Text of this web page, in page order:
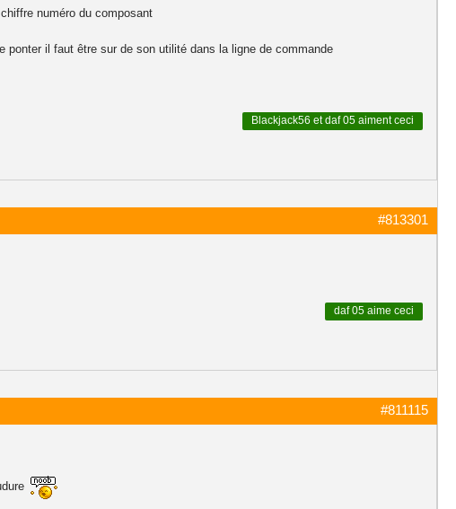
numéro du composant
il faut être sur de son utilité dans la ligne de commande
Blackjack56 etdaf 05 aiment ceci
#813301
daf 05 aime ceci
#811115